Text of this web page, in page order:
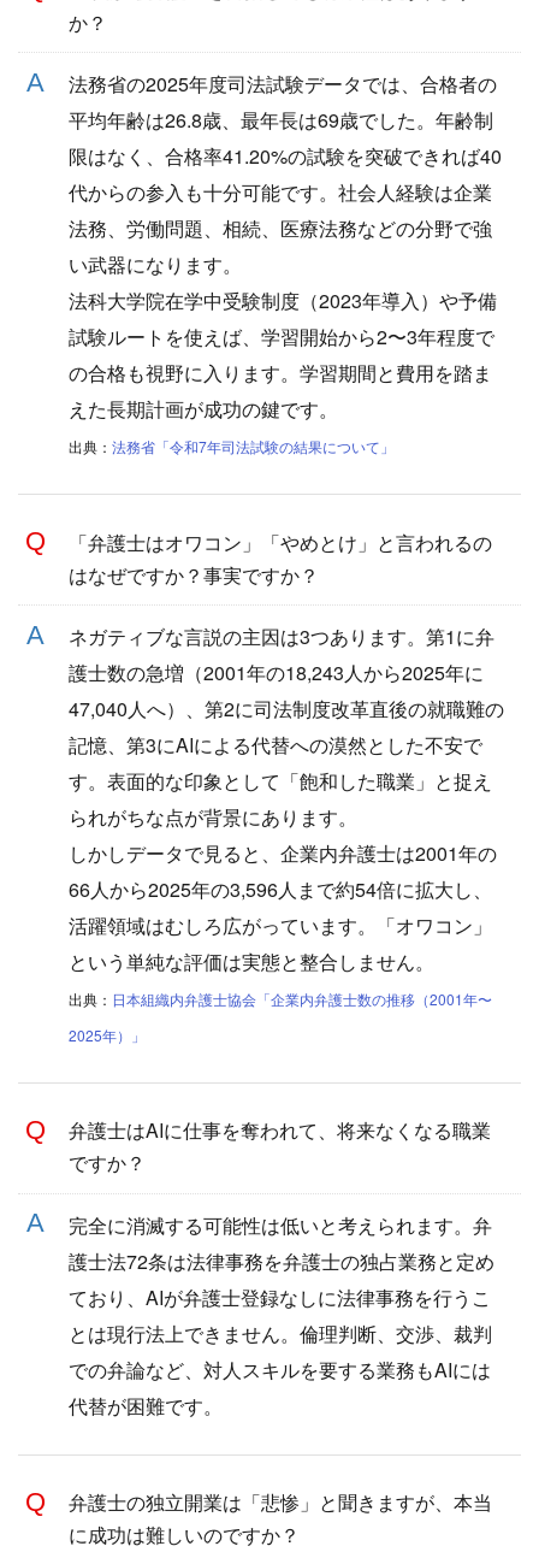
か？
法務省の2025年度司法試験データでは、合格者の
平均年齢は26.8歳、最年長は69歳でした。年齢制
限はなく、合格率41.20%の試験を突破できれば40
代からの参入も十分可能です。社会人経験は企業
法務、労働問題、相続、医療法務などの分野で強
い武器になります。
法科大学院在学中受験制度（2023年導入）や予備
試験ルートを使えば、学習開始から2〜3年程度で
の合格も視野に入ります。学習期間と費用を踏ま
えた長期計画が成功の鍵です。
出典： 法務省「令和7年司法試験の結果について」
「弁護士はオワコン」「やめとけ」と言われるの
はなぜですか？事実ですか？
ネガティブな言説の主因は3つあります。第1に弁
護士数の急増（2001年の18,243人から2025年に
47,040人へ）、第2に司法制度改革直後の就職難の
記憶、第3にAIによる代替への漠然とした不安で
す。表面的な印象として「飽和した職業」と捉え
られがちな点が背景にあります。
しかしデータで見ると、企業内弁護士は2001年の
66人から2025年の3,596人まで約54倍に拡大し、
活躍領域はむしろ広がっています。「オワコン」
という単純な評価は実態と整合しません。
出典： 日本組織内弁護士協会「企業内弁護士数の推移（2001年〜
2025年）」
弁護士はAIに仕事を奪われて、将来なくなる職業
ですか？
完全に消滅する可能性は低いと考えられます。弁
護士法72条は法律事務を弁護士の独占業務と定め
ており、AIが弁護士登録なしに法律事務を行うこ
とは現行法上できません。倫理判断、交渉、裁判
での弁論など、対人スキルを要する業務もAIには
代替が困難です。
弁護士の独立開業は「悲惨」と聞きますが、本当
に成功は難しいのですか？